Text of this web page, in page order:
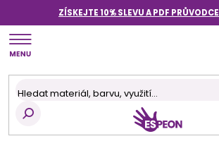
obsah
ZÍSKEJTE 10% SLEVU A PDF PRŮVODCE